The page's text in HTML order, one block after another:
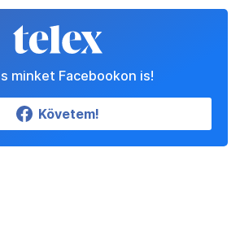
minket Facebookon is!
Követem!